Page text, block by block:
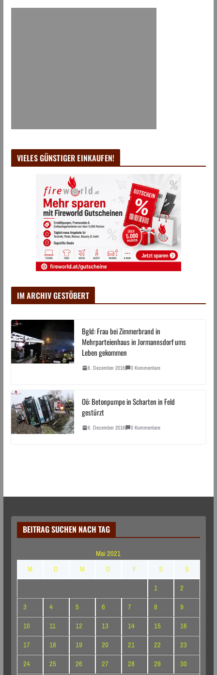
VIELES GÜNSTIGER EINKAUFEN!
IM ARCHIV GESTÖBERT
Bgld: Frau bei Zimmerbrand in
Mehrparteienhaus in Jormannsdorf ums
Leben gekommen
6. Dezember 2016 0 Kommentare
Oö: Betonpumpe in Scharten in Feld
gestürzt
6. Dezember 2016 0 Kommentare
BEITRAG SUCHEN NACH TAG
Mai 2021
M
D M D F S
S
1
2
3
4 5 6 7 8
9
10
11 12 13 14 15
16
17
18 19 20 21 22
23
24
25 26 27 28 29
30